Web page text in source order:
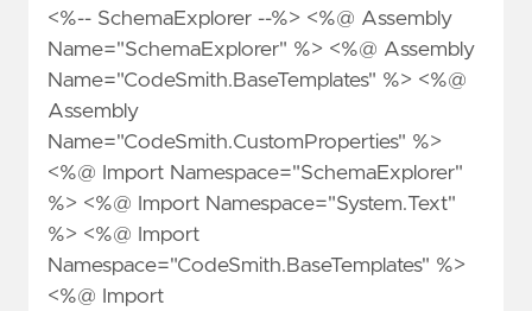
<%-- SchemaExplorer --%> <%@ Assembly
Name="SchemaExplorer" %> <%@ Assembly
Name="CodeSmith.BaseTemplates" %> <%@
Assembly
Name="CodeSmith.CustomProperties" %>
<%@ Import Namespace="SchemaExplorer"
%> <%@ Import Namespace="System.Text"
%> <%@ Import
Namespace="CodeSmith.BaseTemplates" %>
<%@ Import